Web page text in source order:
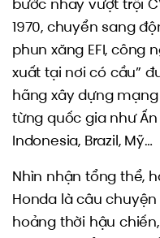
bước nhảy vượt trội
1970, chuyển sang
phun xăng EFI, công
xuất tại nơi có cầu”
hãng xây dựng
từng quốc gia như Ấn
Indonesia, Brazil, Mỹ…
Nhìn nhận tổng thể,
Honda là câu
hoảng thời hậu